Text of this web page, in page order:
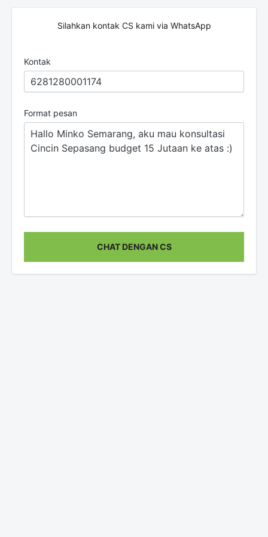
Silahkan kontak CS kami via WhatsApp
Kontak
Format pesan
CHAT DENGAN CS